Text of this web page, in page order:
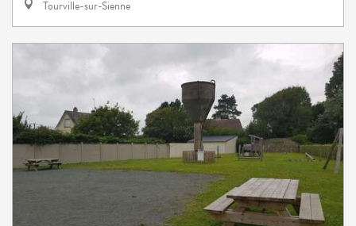
Tourville-sur-Sienne